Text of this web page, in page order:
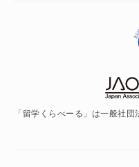
「留学くらべーる」は一般社